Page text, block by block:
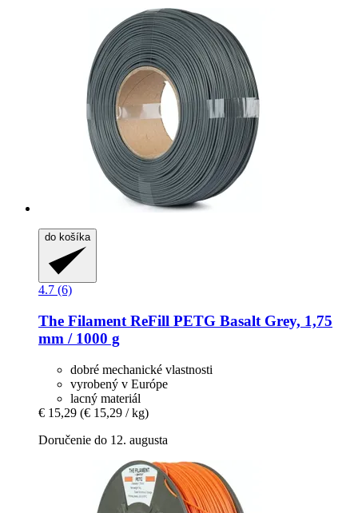
do košíka
4.7 (6)
The Filament ReFill PETG Basalt Grey, 1,75
mm / 1000 g
dobré mechanické vlastnosti
vyrobený v Európe
lacný materiál
€ 15,29 (€ 15,29 / kg)
Doručenie do 12. augusta